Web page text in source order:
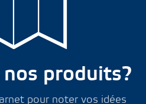
produits?
pour noter vos idées